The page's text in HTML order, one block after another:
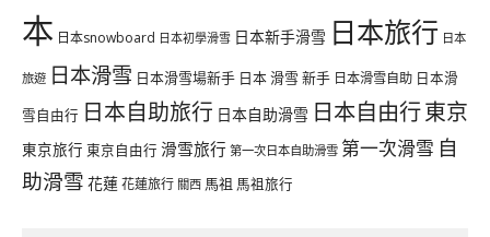
本 日本snowboard 日本初學滑雪 日本新手滑雪 日本旅行 日本
旅遊 日本滑雪 日本滑雪場新手 日本 滑雪 新手 日本滑雪自助 日本滑
雪自由行 日本自助旅行 日本自助滑雪 日本自由行東京
東京旅行 東京自由行 滑雪旅行 第一次日本自助滑雪 第一次滑雪 自
助滑雪 花蓮花蓮旅行 關西 馬祖 馬祖旅行